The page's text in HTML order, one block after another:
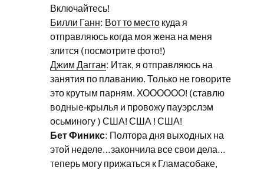
Включайтесь!
Билли Ганн: Вот то местокуда я
отправляюсь когда моя жена на меня
злится (посмотрите фото!)
Джим Дагган: Итак, я отправляюсь на
занятия по плаванию. Только не говорите
это крутым парням. ХОООООО! (ставлю
водные-крылья и провожу пауэрслэм
осьминогу ) США! США ! США!
Бет Финикс: Полтора дня выходных на
этой неделе…закончила все свои дела…
теперь могу прижаться к Гламасобаке,